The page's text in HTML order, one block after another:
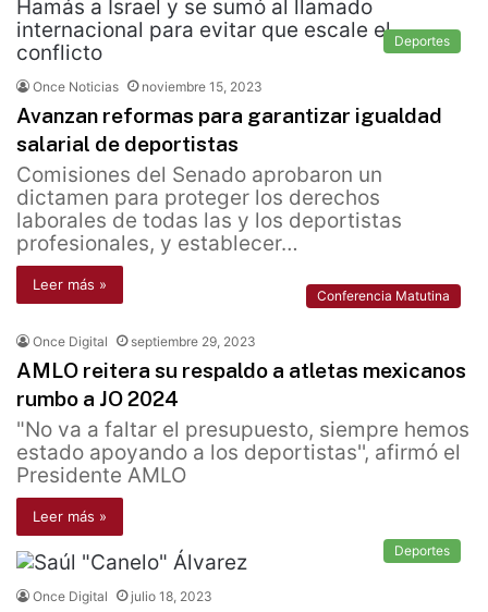
Deportes
Once Noticias noviembre 15, 2023
Avanzan reformas para garantizar igualdad
salarial de deportistas
Comisiones del Senado aprobaron un
dictamen para proteger los derechos
laborales de todas las y los deportistas
profesionales, y establecer…
Leer más »
Conferencia Matutina
Once Digital septiembre 29, 2023
AMLO reitera su respaldo a atletas mexicanos
rumbo a JO 2024
"No va a faltar el presupuesto, siempre hemos
estado apoyando a los deportistas'', afirmó el
Presidente AMLO
Leer más »
Deportes
Once Digital julio 18, 2023